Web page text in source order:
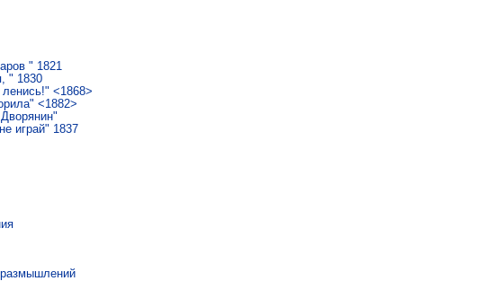
" 1821
" 1830
<1868>
<1882>
играй" 1837